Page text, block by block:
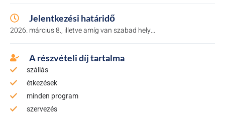
Jelentkezési határidő
2026. március 8., illetve amíg van szabad hely…
A részvételi díj tartalma
szállás
étkezések
minden program
szervezés